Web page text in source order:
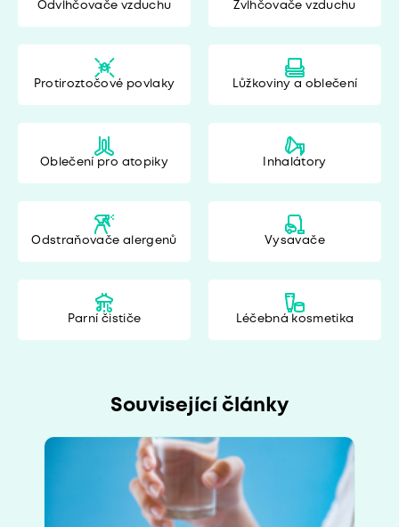
Odvlhčovače vzduchu Zvlhčovače vzduchu
Protiroztočové povlaky Lůžkoviny a oblečení
Oblečení pro atopiky Inhalátory
Odstraňovače alergenů Vysavače
Parní čističe Léčebná kosmetika
Související články